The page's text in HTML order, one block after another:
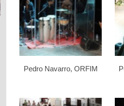
Pedro Navarro, ORFIM